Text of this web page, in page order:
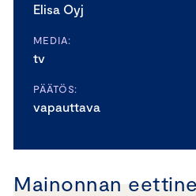
Elisa Oyj
MEDIA:
tv
PÄÄTÖS:
vapauttava
Mainonnan